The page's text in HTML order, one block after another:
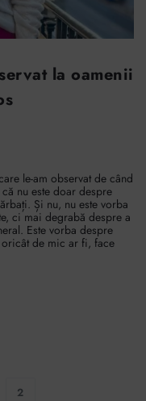
la oamenii
le-am observat de când
nu este doar despre
Și nu, nu este vorba
ci mai degrabă despre a
Este vorba despre
de mic ar fi, face
2